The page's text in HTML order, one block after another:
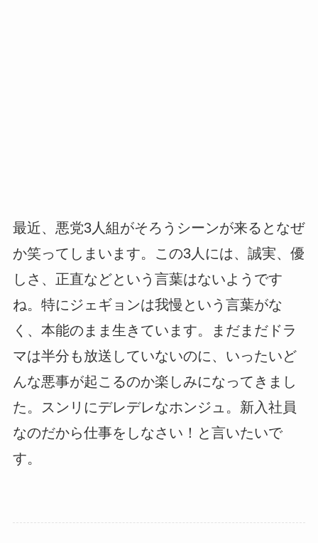
最近、悪党3人組がそろうシーンが来るとなぜ
か笑ってしまいます。この3人には、誠実、優
しさ、正直などという言葉はないようです
ね。特にジェギョンは我慢という言葉がな
く、本能のまま生きています。まだまだドラ
マは半分も放送していないのに、いったいど
んな悪事が起こるのか楽しみになってきまし
た。スンリにデレデレなホンジュ。新入社員
なのだから仕事をしなさい！と言いたいで
す。